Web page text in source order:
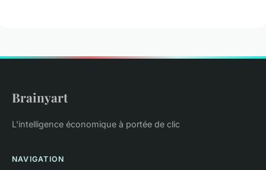
Brainyart
L'intelligence économique à portée de clic
NAVIGATION